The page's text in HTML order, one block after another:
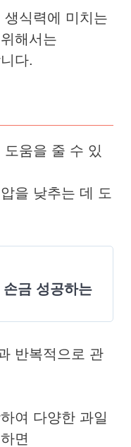
생식력에 미치는
해서는
다.
움을 줄 수 있
을 낮추는 데 도
금 성공하는
반복적으로 관
여 다양한 과일
면